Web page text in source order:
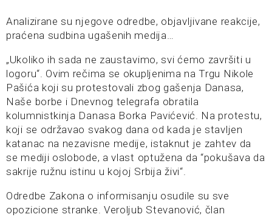
Analizirane su njegove odredbe, objavljivane reakcije,
praćena sudbina ugašenih medija…
„Ukoliko ih sada ne zaustavimo, svi ćemo završiti u
logoru“. Ovim rečima se okupljenima na Trgu Nikole
Pašića koji su protestovali zbog gašenja Danasa,
Naše borbe i Dnevnog telegrafa obratila
kolumnistkinja Danasa Borka Pavićević. Na protestu,
koji se održavao svakog dana od kada je stavljen
katanac na nezavisne medije, istaknut je zahtev da
se mediji oslobode, a vlast optužena da “pokušava da
sakrije ružnu istinu u kojoj Srbija živi“.
Odredbe Zakona o informisanju osudile su sve
opozicione stranke. Veroljub Stevanović, član